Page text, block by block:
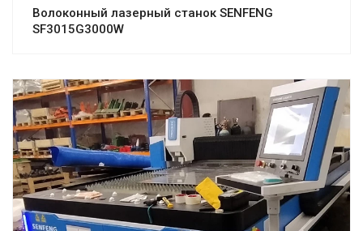
Волоконный лазерный станок SENFENG
SF3015G3000W